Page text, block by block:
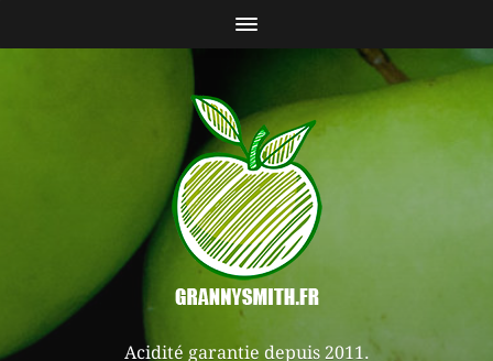
Acidité garantie depuis 2011.